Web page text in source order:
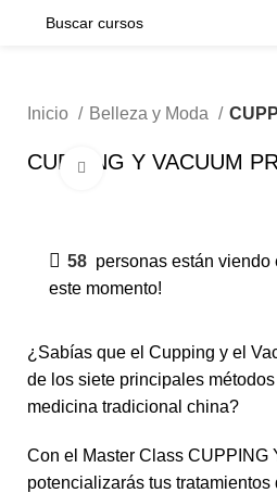
Inicio Belleza y Moda
CUPPING Y VACUUM
Click para agrandar
58 personas están viendo
este momento!
¿Sabías que el Cupping y el
de los siete principales
medicina tradicional china?
Con el Master Class CUPPING
potencializarás tus tratamientos